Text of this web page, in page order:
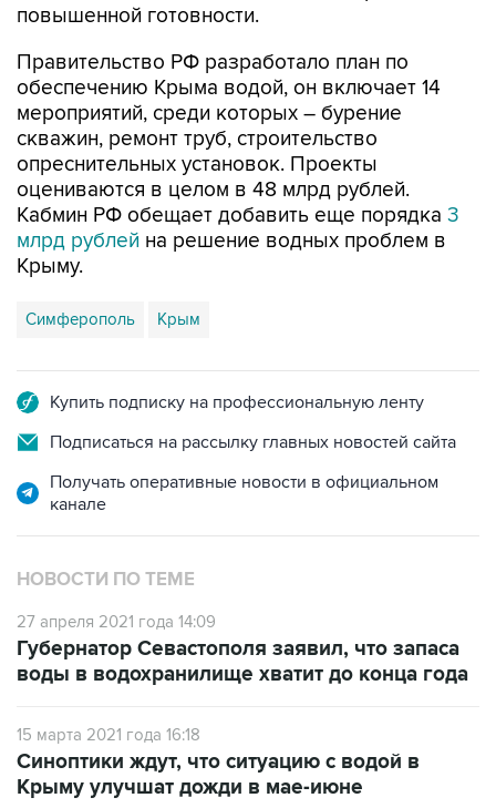
Правительство РФ разработало план по
мероприятий, среди которых – бурение
скважин, ремонт труб, строительство
опреснительных установок. Проекты
оцениваются в целом в 48 млрд рублей.
Кабмин РФ обещает добавить еще порядка
млрд рублейна решение водных проблем в
Крыму.
Симферополь
Подписаться на рассылку главных новостей сайта
Получать оперативные новости в официальном
НОВОСТИ ПО ТЕМЕ
27 апреля 2021 года 14:09
воды в водохранилище хватит до конца года
15 марта 2021 года 16:18
Крыму улучшат дожди в мае-июне
15 марта 2021 года 15:23